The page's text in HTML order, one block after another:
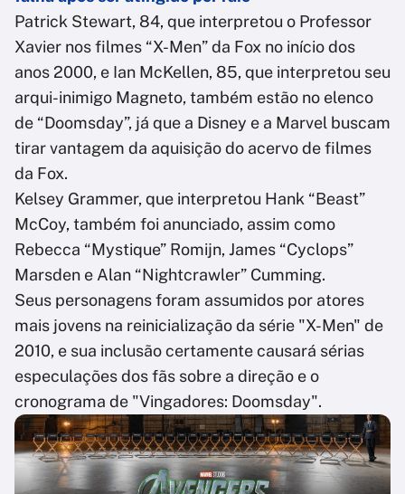
Patrick Stewart, 84, que interpretou o Professor
Xavier nos filmes “X-Men” da Fox no início dos
anos 2000, e Ian McKellen, 85, que interpretou seu
arqui-inimigo Magneto, também estão no elenco
de “Doomsday”, já que a Disney e a Marvel buscam
tirar vantagem da aquisição do acervo de filmes
da Fox.
Kelsey Grammer, que interpretou Hank “Beast”
McCoy, também foi anunciado, assim como
Rebecca “Mystique” Romijn, James “Cyclops”
Marsden e Alan “Nightcrawler” Cumming.
Seus personagens foram assumidos por atores
mais jovens na reinicialização da série "X-Men" de
2010, e sua inclusão certamente causará sérias
especulações dos fãs sobre a direção e o
cronograma de "Vingadores: Doomsday".